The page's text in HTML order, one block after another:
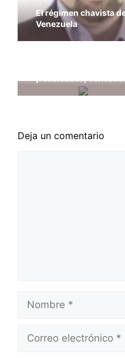
El régimen chavista
Venezuela
Los libertarios con
contra el yihadismo
Deja un comentario
Nombre
Correo